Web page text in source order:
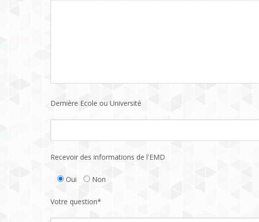
Dernière Ecole ou Université
Recevoir des informations de l'EMD
Oui Non
Votre question*